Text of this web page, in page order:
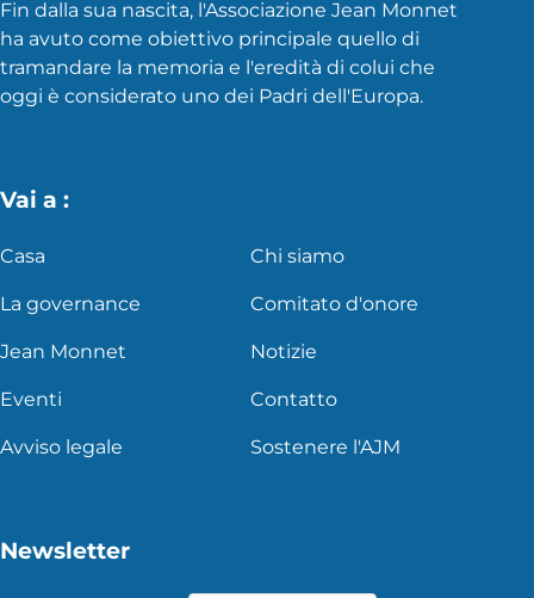
Fin dalla sua nascita, l'Associazione Jean Monnet
ha avuto come obiettivo principale quello di
tramandare la memoria e l'eredità di colui che
oggi è considerato uno dei Padri dell'Europa.
Vai a :
Casa Chi siamo
La governance Comitato d'onore
Jean Monnet Notizie
Eventi Contatto
Avviso legale Sostenere l'AJM
Newsletter